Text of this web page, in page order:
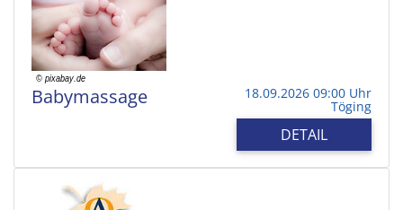
Babymassage 18.09.2026 09:00 Uhr
Töging
DETAIL